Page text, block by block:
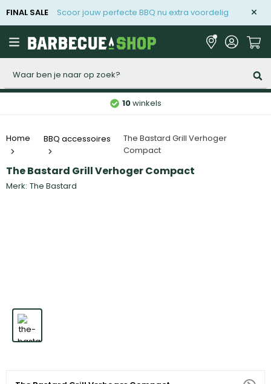
FINAL SALE Scoor jouw perfecte BBQ nu extra voordelig
10winkels
Home BBQ accessoires
The Bastard Grill Verhoger
Compact
The Bastard Grill Verhoger Compact
Merk: The Bastard